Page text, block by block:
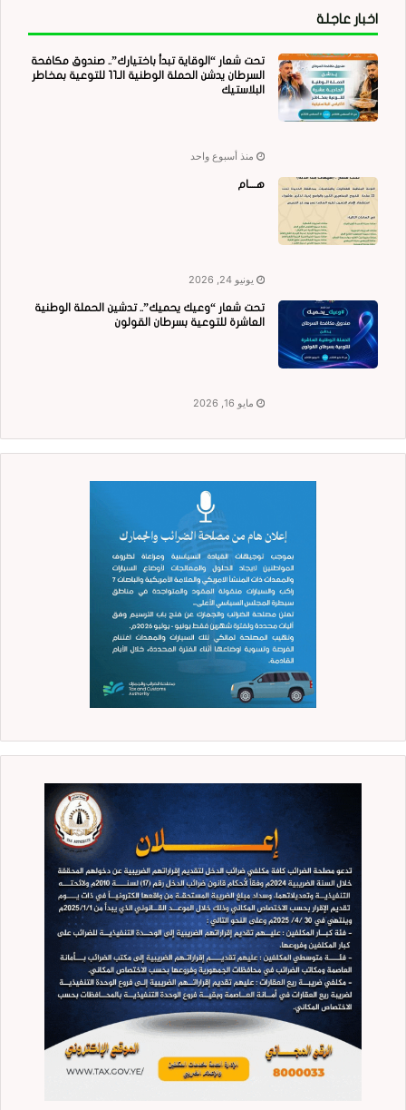
اخبار عاجلة
تحت شعار “الوقاية تبدأ باختيارك”.. صندوق مكافحة
السرطان يدشن الحملة الوطنية الـ11 للتوعية بمخاطر
البلاستيك
منذ أسبوع واحد
هــــام
يونيو 24, 2026
تحت شعار “وعيك يحميك”.. تدشين الحملة الوطنية
العاشرة للتوعية بسرطان القولون
مايو 16, 2026